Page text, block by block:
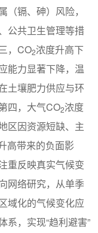
镉、砷）风险，
公共卫生管理等措
，CO2浓度升高下
能力显著下降，温
土壤肥力供应与环
四，大气CO2浓度
区因资源短缺、主
高带来的负面影
重反映真实气候变
网络研究，从单季
域化的气候变化应
系，实现“趋利避害”